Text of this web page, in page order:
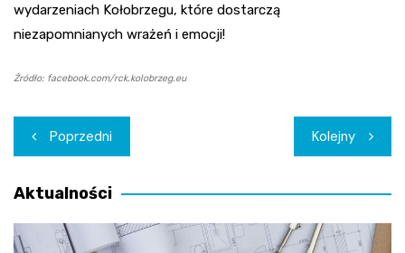
wydarzeniach Kołobrzegu, które dostarczą
niezapomnianych wrażeń i emocji!
Źródło: facebook.com/rck.kolobrzeg.eu
Nawigacja
wpisu
Poprzedni Kolejny
Aktualności